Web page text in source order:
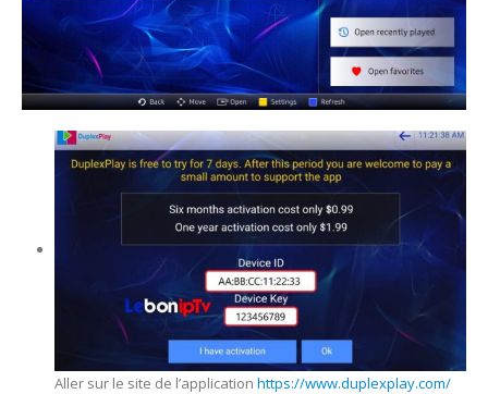
Aller sur le site de l’application https://www.duplexplay.com/